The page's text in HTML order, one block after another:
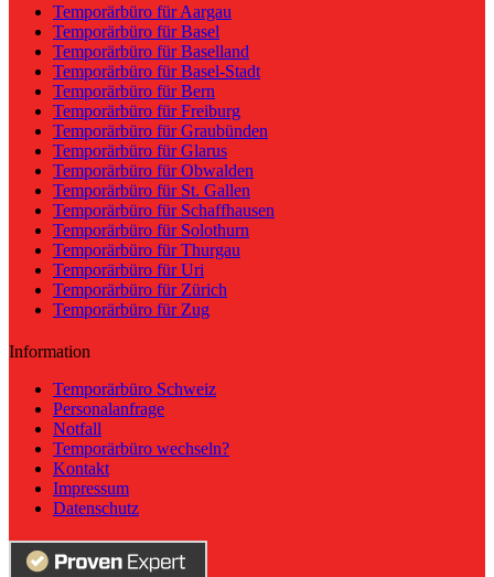
Temporärbüro für Aargau
Temporärbüro für Basel
Temporärbüro für Baselland
Temporärbüro für Basel-Stadt
Temporärbüro für Bern
Temporärbüro für Freiburg
Temporärbüro für Graubünden
Temporärbüro für Glarus
Temporärbüro für Obwalden
Temporärbüro für St. Gallen
Temporärbüro für Schaffhausen
Temporärbüro für Solothurn
Temporärbüro für Thurgau
Temporärbüro für Uri
Temporärbüro für Zürich
Temporärbüro für Zug
Information
Temporärbüro Schweiz
Personalanfrage
Notfall
Temporärbüro wechseln?
Kontakt
Impressum
Datenschutz